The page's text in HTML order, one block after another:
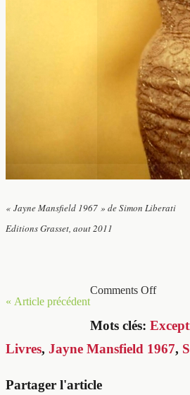
« Jayne Mansfield 1967 » de Simon Liberati
Editions Grasset, aout 2011
« Article précédent
Comments Off
Mots clés:
Livres, Jayne Mansfield 1967,
Partager l'article